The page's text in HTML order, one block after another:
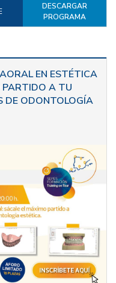
DESCARGAR
PROGRAMA
EN ESTÉTICA
PARTIDO A TU
DE ODONTOLOGÍA